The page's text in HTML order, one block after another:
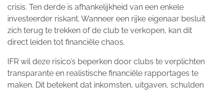
crisis. Ten derde is afhankelijkheid van een enkele
investeerder riskant. Wanneer een rijke eigenaar besluit
zich terug te trekken of de club te verkopen, kan dit
direct leiden tot financiële chaos.
IFR wil deze risico’s beperken door clubs te verplichten
transparante en realistische financiële rapportages te
maken. Dit betekent dat inkomsten, uitgaven, schulden